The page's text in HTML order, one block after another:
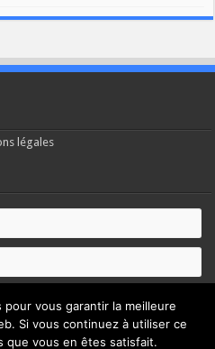
légales
moi vous garantir la meilleure
Si vous continuez à utiliser ce
que vous en êtes satisfait.